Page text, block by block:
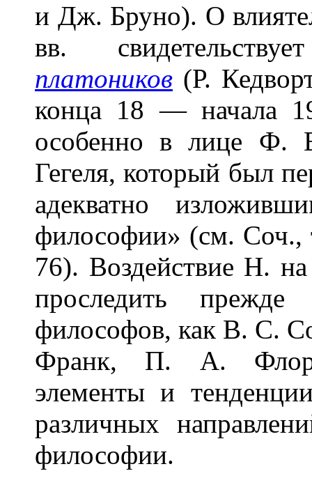
и Дж. Бруно). О
вв.
платоников (Р.
конца 18 — начала
особенно в лице Ф.
Гегеля, который был
адекватно
философии» (см.
76). Воздействие Н.
проследить
философов, как В. С.
Франк, П. А.
элементы и
различных
философии.